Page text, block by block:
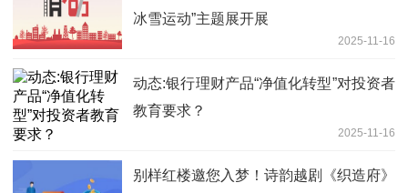
冰雪运动”主题展开展
2025-11-16
动态:银行理财产品“净值化转型”对投资者
教育要求？
2025-11-16
别样红楼邀您入梦！诗韵越剧《织造府》